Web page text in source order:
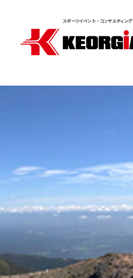
スポーツイベント・コンサルティング